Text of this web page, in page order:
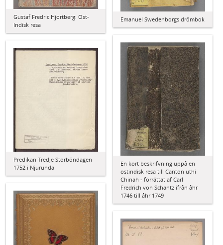
Emanuel Swedenborgs drömbok
Gustaf Fredric Hjortberg: Ost-
Indisk resa
En kort beskrifvning uppå en
ostindisk resa till Canton uthi
Chinah - förrättat af Carl
Fredrich von Schantz ifrån åhr
1746 till åhr 1749
Predikan Tredje Storböndagen
1752 i Njurunda